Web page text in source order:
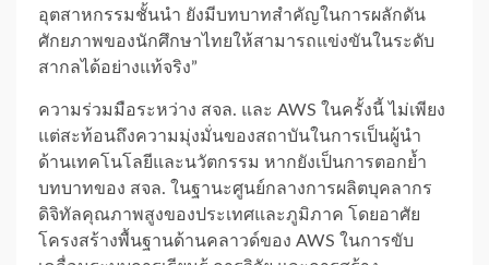
อุตสาหกรรมชั้นนำ ยังมีบทบาทสำคัญในการผลักดัน
ศักยภาพของนักศึกษาไทยให้สามารถแข่งขันในระดับ
สากลได้อย่างแท้จริง”
ความร่วมมือระหว่าง สจล. และ AWS ในครั้งนี้ ไม่เพียง
แต่สะท้อนถึงความมุ่งมั่นของสถาบันในการเป็นผู้นำ
ด้านเทคโนโลยีและนวัตกรรม หากยังเป็นการตอกย้ำ
บทบาทของ สจล. ในฐานะศูนย์กลางการผลิตบุคลากร
ดิจิทัลคุณภาพสูงของประเทศและภูมิภาค โดยอาศัย
โครงสร้างพื้นฐานด้านคลาวด์ของ AWS ในการขับ